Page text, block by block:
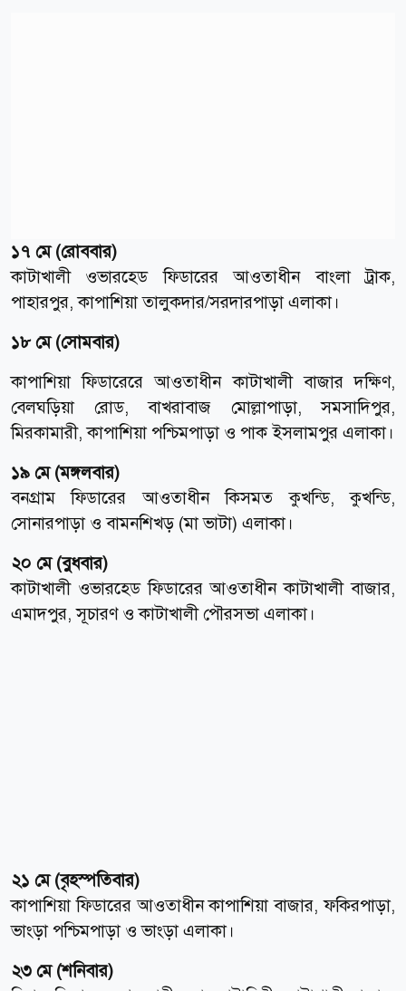
১৭ মে (রোববার)
কাটাখালী ওভারহেড ফিডারের আওতাধীন বাংলা ট্রাক,
পাহারপুর, কাপাশিয়া তালুকদার/সরদারপাড়া এলাকা।
১৮ মে (সোমবার)
কাপাশিয়া ফিডারেরে আওতাধীন কাটাখালী বাজার দক্ষিণ,
বেলঘড়িয়া রোড, বাখরাবাজ মোল্লাপাড়া, সমসাদিপুর,
মিরকামারী, কাপাশিয়া পশ্চিমপাড়া ও পাক ইসলামপুর এলাকা।
১৯ মে (মঙ্গলবার)
বনগ্রাম ফিডারের আওতাধীন কিসমত কুখন্ডি, কুখন্ডি,
সোনারপাড়া ও বামনশিখড় (মা ভাটা) এলাকা।
২০ মে (বুধবার)
কাটাখালী ওভারহেড ফিডারের আওতাধীন কাটাখালী বাজার,
এমাদপুর, সূচারণ ও কাটাখালী পৌরসভা এলাকা।
২১ মে (বৃহস্পতিবার)
কাপাশিয়া ফিডারের আওতাধীন কাপাশিয়া বাজার, ফকিরপাড়া,
ভাংড়া পশ্চিমপাড়া ও ভাংড়া এলাকা।
২৩ মে (শনিবার)